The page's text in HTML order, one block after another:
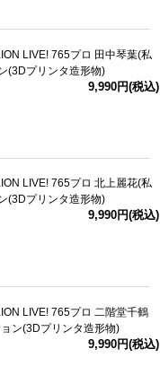
LIVE! 765プロ 田中琴葉(私
(3Dプリンタ造形物)
9,990円(税込)
LIVE! 765プロ 北上麗花(私
(3Dプリンタ造形物)
9,990円(税込)
LIVE! 765プロ 二階堂千鶴
ン(3Dプリンタ造形物)
9,990円(税込)